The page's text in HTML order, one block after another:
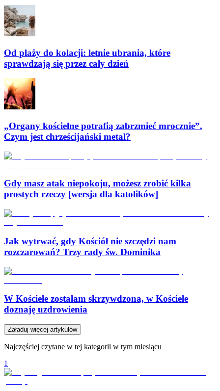
Od plaży do kolacji: letnie ubrania, które
sprawdzają się przez cały dzień
„Organy kościelne potrafią zabrzmieć mrocznie”.
Czym jest chrześcijański metal?
Gdy masz atak niepokoju, możesz zrobić kilka
prostych rzeczy [wersja dla katolików]
Jak wytrwać, gdy Kościół nie szczędzi nam
rozczarowań? Trzy rady św. Dominika
W Kościele zostałam skrzywdzona, w Kościele
doznaję uzdrowienia
Załaduj więcej artykułów
Najczęściej czytane w tej kategorii w tym miesiącu
1